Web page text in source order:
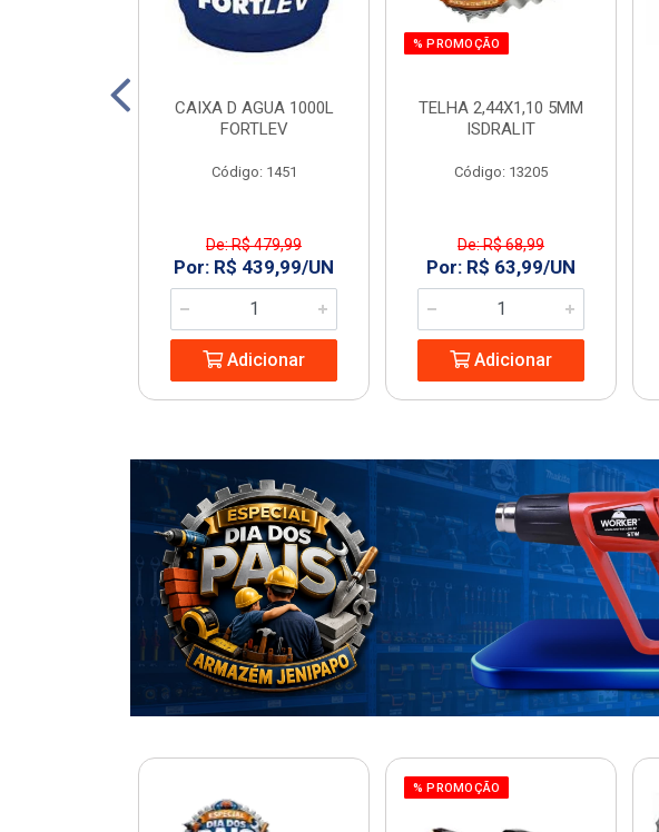
CAIXA D AGUA 1000L
FORTLEV
Código: 1451
De: R$ 479,99
Por: R$ 439,99/UN
Adicionar
% PROMOÇÃO
TELHA 2,44X1,10 5MM
ISDRALIT
Código: 13205
De: R$ 68,99
Por: R$ 63,99/UN
Adicionar
% PROMOÇÃO